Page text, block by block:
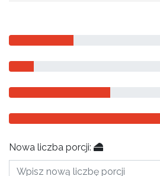
Nowa liczba porcji: